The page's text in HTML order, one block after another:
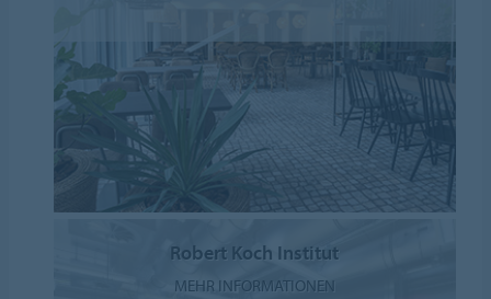
Robert Koch Institut
MEHR INFORMATIONEN